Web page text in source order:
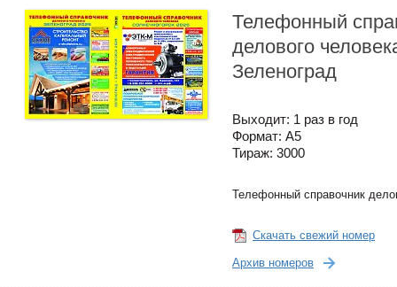
Телефонный
делового
Зеленоград
Выходит: 1 раз в год
Формат: А5
Тираж: 3000
Телефонный справочник
Скачать свежий номер
Архив номеров